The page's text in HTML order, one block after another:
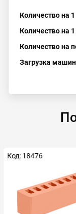
Количество на
Количество на
Количество на
Загрузка
Код: 18476